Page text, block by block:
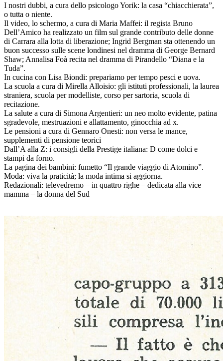
I nostri dubbi, a cura dello psicologo Yorik: la casa “chiacchierata”,
o tutta o niente.
Il video, lo schermo, a cura di Maria Maffei: il regista Bruno
Dell’Amico ha realizzato un film sul grande contributo delle donne
di Carrara alla lotta di liberazione; Ingrid Bergman sta ottenendo un
buon successo sulle scene londinesi nel dramma di George Bernard
Shaw; Annalisa Foà recita nel dramma di Pirandello “Diana e la
Tuda”.
In cucina con Lisa Biondi: prepariamo per tempo pesci e uova.
La scuola a cura di Mirella Alloisio: gli istituti professionali, la laurea
straniera, scuola per modelliste, corso per sartoria, scuola di
recitazione.
La salute a cura di Simona Argentieri: un neo molto evidente, patina
sgradevole, mestruazioni e allattamento, ginocchia ad x.
Le pensioni a cura di Gennaro Onesti: non versa le mance,
supplementi di pensione teorici
Dall’A alla Z: i consigli della Prestige italiana: D come dolci e
stampi da forno.
La pagina dei bambini: fumetto “Il grande viaggio di Atomino”.
Moda: viva la praticità; la moda intima si aggiorna.
Redazionali: televedremo – in quattro righe – dedicata alla vice
mamma – la donna del Sud